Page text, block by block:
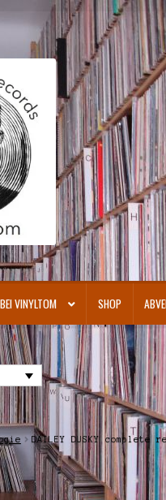
VINYLTOM SHOP
DAILEY DUSKY complete